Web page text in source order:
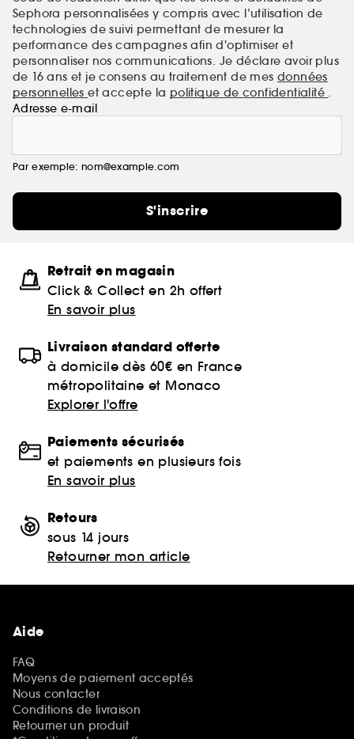
Sephora personnalisées y compris avec l’utilisation de
technologies de suivi permettant de mesurer la
performance des campagnes afin d'optimiser et
personnaliser nos communications. Je déclare avoir plus
de 16 ans et je consens au traitement de mes données
personnelleset accepte la politique de confidentialité .
Adresse e-mail
Par exemple: nom@example.com
S'inscrire
Retrait en magasin
Click & Collect en 2h offert
En savoir plus
Livraison standard offerte
à domicile dès 60€ en France
métropolitaine et Monaco
Explorer l'offre
Paiements sécurisés
et paiements en plusieurs fois
En savoir plus
Retours
sous 14 jours
Retourner mon article
Aide
FAQ
Moyens de paiement acceptés
Nous contacter
Conditions de livraison
Retourner un produit